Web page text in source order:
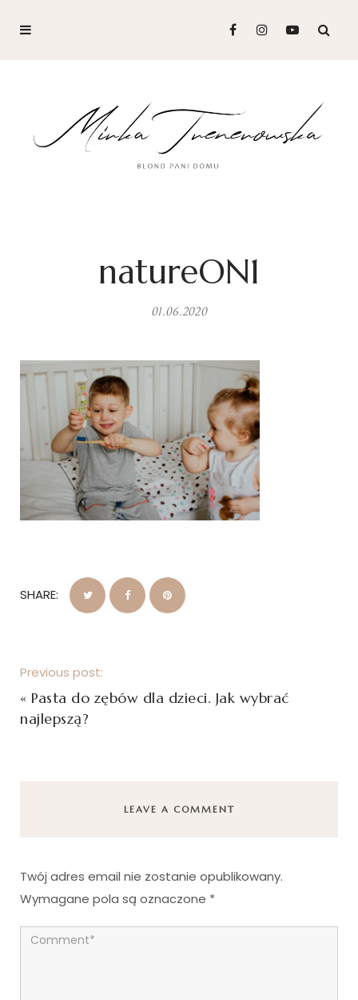
natureON1
01.06.2020
SHARE:
Previous post:
« Pasta do zębów dla dzieci. Jak wybrać
najlepszą?
LEAVE A COMMENT
Twój adres email nie zostanie opublikowany.
Wymagane pola są oznaczone *